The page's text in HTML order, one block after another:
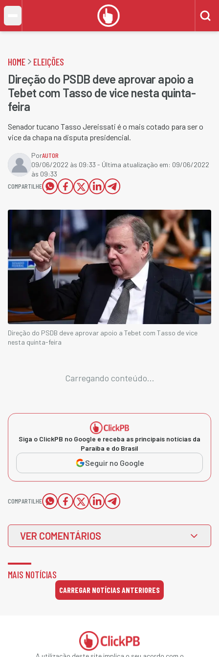
HOME ELEIÇÕES
Direção do PSDB deve aprovar apoio a
Tebet com Tasso de vice nesta quinta-
feira
Senador tucano Tasso Jereissati é o mais cotado para ser o
vice da chapa na disputa presidencial.
PorAUTOR
09/06/2022 às 09:33 - Última atualização em: 09/06/2022
às 09:33
COMPARTILHE
Direção do PSDB deve aprovar apoio a Tebet com Tasso de vice
nesta quinta-feira
Carregando conteúdo...
Siga o ClickPB no Google e receba as principais notícias da
Paraíba e do Brasil
Seguir no Google
COMPARTILHE
VER COMENTÁRIOS
MAIS NOTÍCIAS
CARREGAR NOTÍCIAS ANTERIORES